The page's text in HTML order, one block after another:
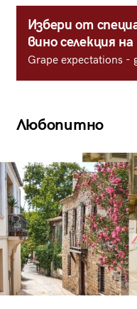
Избери от
вино селекция
Grape expectations -
Любопитно